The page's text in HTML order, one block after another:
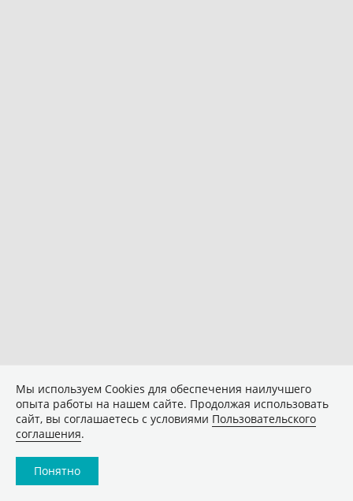
Мы используем Сookies для обеспечения наилучшего
опыта работы на нашем сайте. Продолжая использовать
сайт, вы соглашаетесь с условиями Пользовательского
соглашения.
Понятно